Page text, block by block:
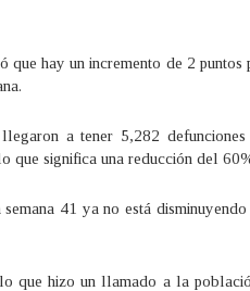
hay un incremento de 2 puntos
a tener 5,282 defunciones
que significa una reducción del
41 ya no está
que hizo un llamado a la